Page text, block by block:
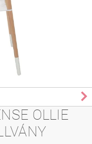
OLLIE